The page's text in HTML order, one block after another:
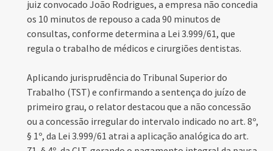
juiz convocado João Rodrigues, a empresa não concedia
os 10 minutos de repouso a cada 90 minutos de
consultas, conforme determina a Lei 3.999/61, que
regula o trabalho de médicos e cirurgiões dentistas.
Aplicando jurisprudência do Tribunal Superior do
Trabalho (TST) e confirmando a sentença do juízo de
primeiro grau, o relator destacou que a não concessão
ou a concessão irregular do intervalo indicado no art. 8º,
§ 1º, da Lei 3.999/61 atrai a aplicação analógica do art.